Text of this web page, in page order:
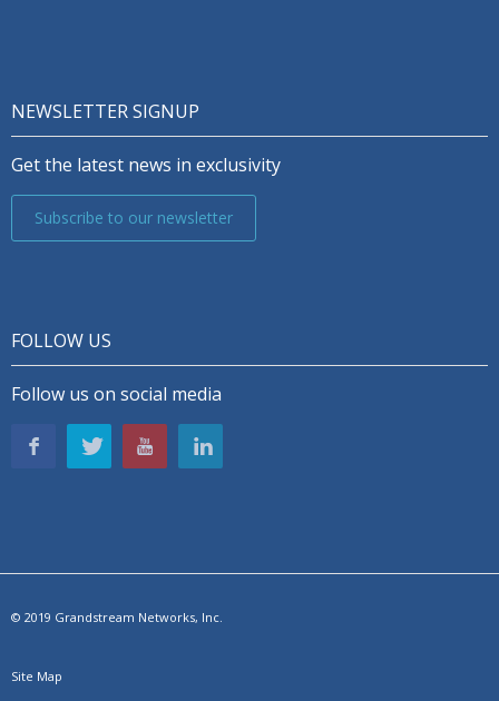
NEWSLETTER SIGNUP
Get the latest news in exclusivity
Subscribe to our newsletter
FOLLOW US
Follow us on social media
© 2019 Grandstream Networks, Inc.
Site Map